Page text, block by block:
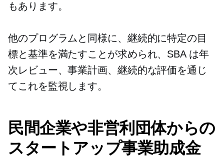
もあります。
他のプログラムと同様に、継続的に特定の目
標と基準を満たすことが求められ、SBA は年
次レビュー、事業計画、継続的な評価を通じ
てこれを監視します。
民間企業や非営利団体からの
スタートアップ事業助成金